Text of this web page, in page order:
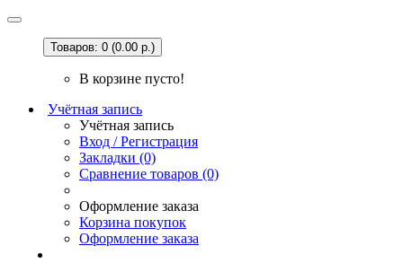
Товаров: 0 (0.00 р.)
В корзине пусто!
Учётная запись
Учётная запись
Вход / Регистрация
Закладки (0)
Сравнение товаров (0)
Оформление заказа
Корзина покупок
Оформление заказа